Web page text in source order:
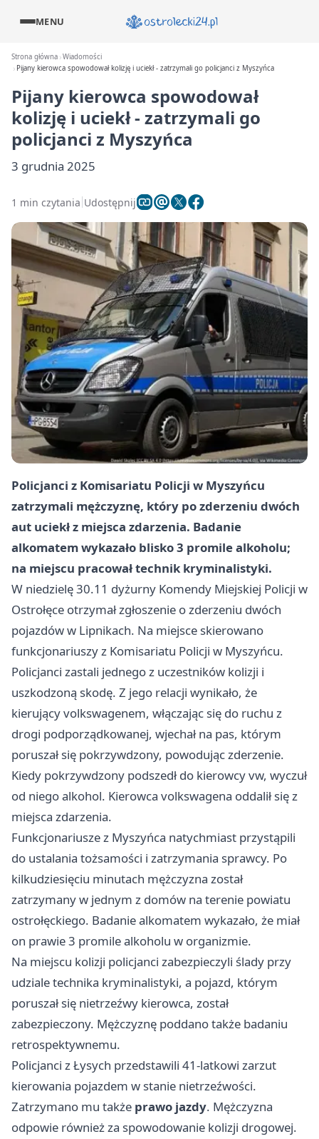
MENU
Strona główna Wiadomości
Pijany kierowca spowodował kolizję i uciekł - zatrzymali go policjanci z Myszyńca
Pijany kierowca spowodował
kolizję i uciekł - zatrzymali go
policjanci z Myszyńca
3 grudnia 2025
1 min czytania Udostępnij
Policjanci z Komisariatu Policji w Myszyńcu
zatrzymali mężczyznę, który po zderzeniu dwóch
aut uciekł z miejsca zdarzenia. Badanie
alkomatem wykazało blisko 3 promile alkoholu;
na miejscu pracował technik kryminalistyki.
W niedzielę 30.11 dyżurny Komendy Miejskiej Policji w
Ostrołęce otrzymał zgłoszenie o zderzeniu dwóch
pojazdów w Lipnikach. Na miejsce skierowano
funkcjonariuszy z Komisariatu Policji w Myszyńcu.
Policjanci zastali jednego z uczestników kolizji i
uszkodzoną skodę. Z jego relacji wynikało, że
kierujący volkswagenem, włączając się do ruchu z
drogi podporządkowanej, wjechał na pas, którym
poruszał się pokrzywdzony, powodując zderzenie.
Kiedy pokrzywdzony podszedł do kierowcy vw, wyczuł
od niego alkohol. Kierowca volkswagena oddalił się z
miejsca zdarzenia.
Funkcjonariusze z Myszyńca natychmiast przystąpili
do ustalania tożsamości i zatrzymania sprawcy. Po
kilkudziesięciu minutach mężczyzna został
zatrzymany w jednym z domów na terenie powiatu
ostrołęckiego. Badanie alkomatem wykazało, że miał
on prawie 3 promile alkoholu w organizmie.
Na miejscu kolizji policjanci zabezpieczyli ślady przy
udziale technika kryminalistyki, a pojazd, którym
poruszał się nietrzeźwy kierowca, został
zabezpieczony. Mężczyznę poddano także badaniu
retrospektywnemu.
Policjanci z Łysych przedstawili 41-latkowi zarzut
kierowania pojazdem w stanie nietrzeźwości.
Zatrzymano mu także prawo jazdy. Mężczyzna
odpowie również za spowodowanie kolizji drogowej.